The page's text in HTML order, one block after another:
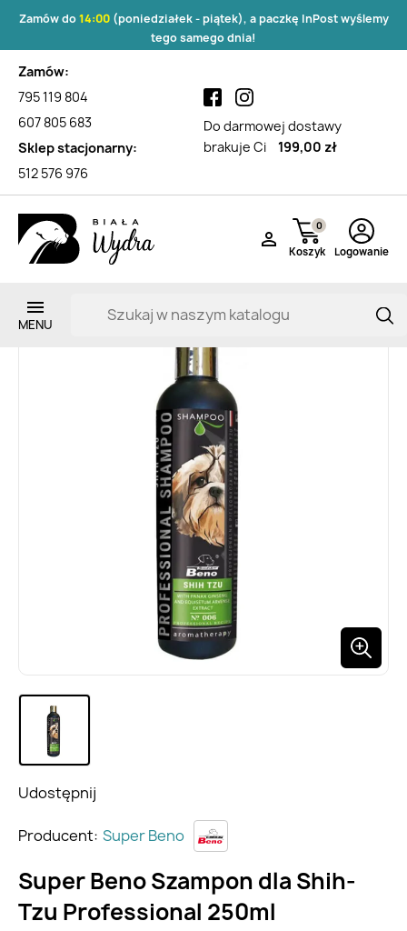
Zamów do14:00(poniedziałek - piątek), a paczkę InPost wyślemy
tego samego dnia!
Zamów:
795 119 804
607 805 683
Sklep stacjonarny:
512 576 976
Do darmowej dostawy
brakuje Ci
199,00 zł

Koszyk
0
Logowanie
Super Beno Szampon dla Shih-
Tzu Professional 250ml
Producent: Super Beno
Udostępnij